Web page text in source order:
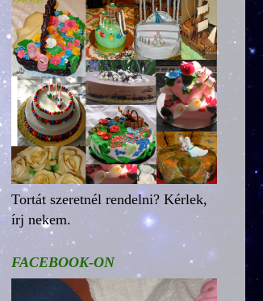
Tortát szeretnél rendelni? Kérlek,
írj nekem.
FACEBOOK-ON